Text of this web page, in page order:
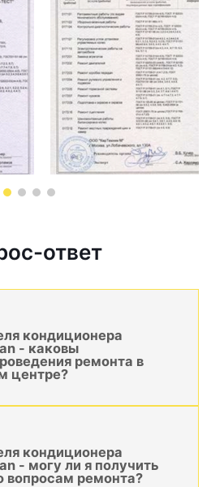
ответ
кондиционера
- каковы
ремонта в
центре?
кондиционера
- могу ли я получить
вопросам ремонта?